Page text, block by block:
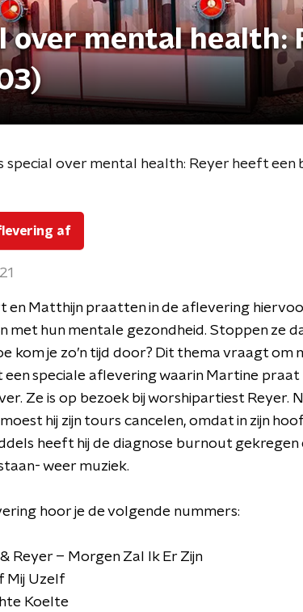
over mental health:
special over mental health: Reyer heeft een
af
en Matthijn praatten in de aflevering
met hun mentale gezondheid. Stoppen ze
kom je zo’n tijd door? Dit thema vraagt om
een speciale aflevering waarin Martine praat
Ze is op bezoek bij worshipartiest Reyer.
hij zijn tours cancelen, omdat in zijn
heeft hij de diagnose burnout gekregen
weer muziek.
hoor je de volgende nummers:
Reyer – Morgen Zal Ik Er Zijn
Mij Uzelf
Koelte